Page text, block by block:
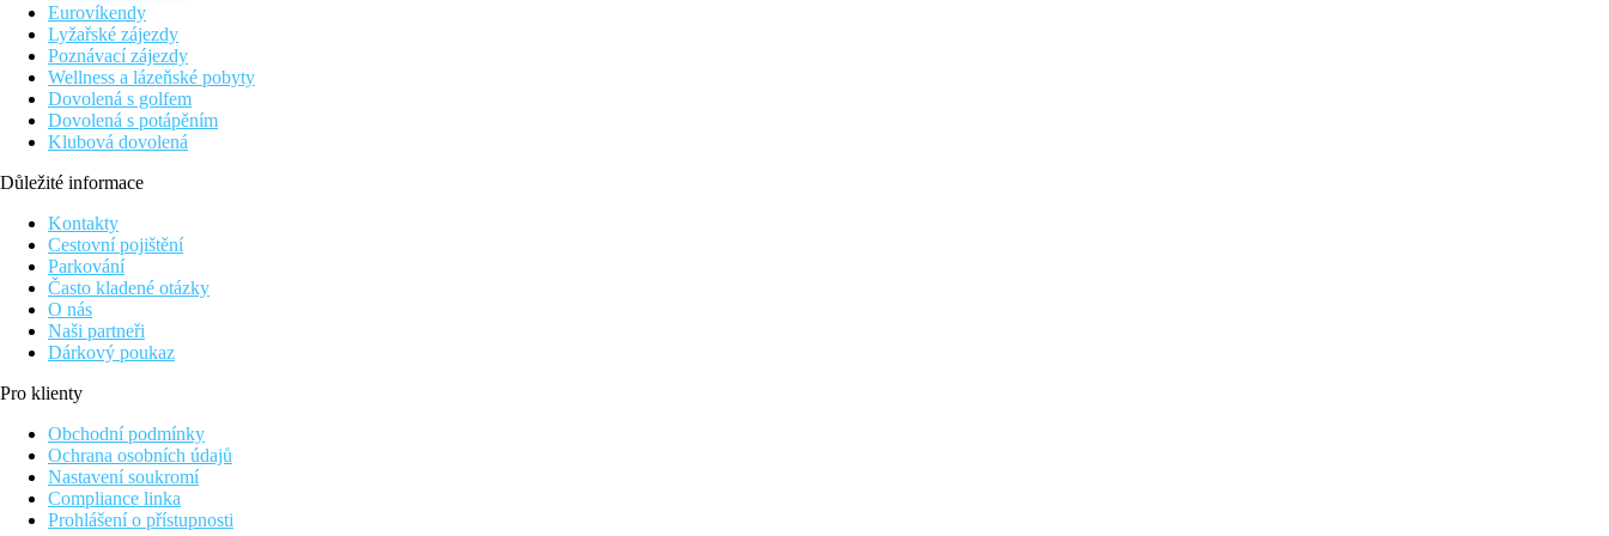
telefon
LCD TV
Wi-Fi (zdarma)
minibar (denně doplňován nealkoholickými nápoji a pivem)
set pro přípravu kávy a čaje
trezor (za poplatek)
vlastní sociální zařízení (koupelna, vysoušeč vlasů, WC)
Ubytování za příplatek
Dvoulůžkový pokoj, výhled na bazén
Dvoulůžkový pokoj, Comfort, částečný výhled na moře - ve vyšším podlaží
Dvoulůžkový pokoj, Economy, Annex - ve vedlejší budově, méně výhodná poloha
Dvoulůžkový pokoj, Swim Up - s přímým vstupem do bazénu
Suite, výhled na bazén - ložnice s obývací částí
Popis hotelu
vstupní hala s recepcí
snack bar
bar v lobby a u bazénu
Wi-Fi (v lobby a u bazénu zdarma)
noční klub
kadeřnictví
Eurovíkendy
Lyžařské zájezdy
Poznávací zájezdy
Wellness a lázeňské pobyty
Dovolená s golfem
Dovolená s potápěním
Klubová dovolená
Důležité informace
Kontakty
Cestovní pojištění
Parkování
Často kladené otázky
O nás
Naši partneři
Dárkový poukaz
Pro klienty
Obchodní podmínky
Ochrana osobních údajů
Nastavení soukromí
Compliance linka
Prohlášení o přístupnosti